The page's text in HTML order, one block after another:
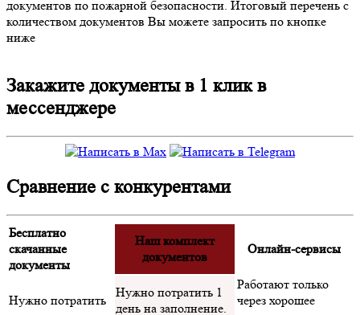
документов по пожарной безопасности. Итоговый перечень с
количеством документов Вы можете запросить по кнопке
ниже
Закажите документы в 1 клик в
мессенджере
Сравнение с конкурентами
Бесплатно
скачанные
документы
Наш комплект
документов
Онлайн-сервисы
Нужно потратить
Нужно потратить 1
день на заполнение.
Работают только
через хорошее